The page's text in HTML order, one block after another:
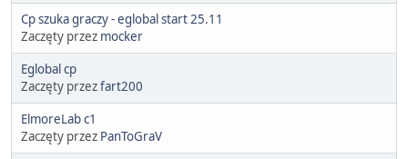
Cp szuka graczy - eglobal start 25.11
Zaczęty przez mocker
Eglobal cp
Zaczęty przezfart200
ElmoreLab c1
Zaczęty przez PanToGraV